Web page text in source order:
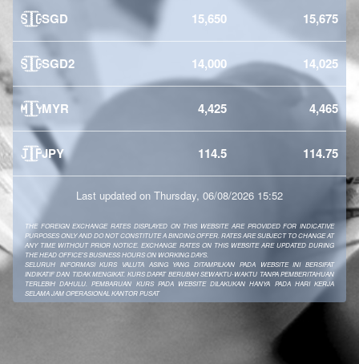
🇸🇬SGD 15,650 15,675
🇸🇬SGD2 14,000 14,025
🇲🇾MYR 4,425 4,465
🇯🇵JPY 114.5 114.75
Last updated on Thursday, 06/08/2026 15:52
THE FOREIGN EXCHANGE RATES DISPLAYED ON THIS WEBSITE ARE PROVIDED FOR INDICATIVE
PURPOSES ONLY AND DO NOT CONSTITUTE A BINDING OFFER. RATES ARE SUBJECT TO CHANGE AT
ANY TIME WITHOUT PRIOR NOTICE. EXCHANGE RATES ON THIS WEBSITE ARE UPDATED DURING
THE HEAD OFFICE'S BUSINESS HOURS ON WORKING DAYS.
SELURUH INFORMASI KURS VALUTA ASING YANG DITAMPILKAN PADA WEBSITE INI BERSIFAT
INDIKATIF DAN TIDAK MENGIKAT. KURS DAPAT BERUBAH SEWAKTU-WAKTU TANPA PEMBERITAHUAN
TERLEBIH DAHULU. PEMBARUAN KURS PADA WEBSITE DILAKUKAN HANYA PADA HARI KERJA
SELAMA JAM OPERASIONAL KANTOR PUSAT